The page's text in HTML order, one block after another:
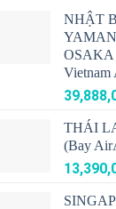
NHẬT
OSAKA
Vietnam
THÁI
(Bay